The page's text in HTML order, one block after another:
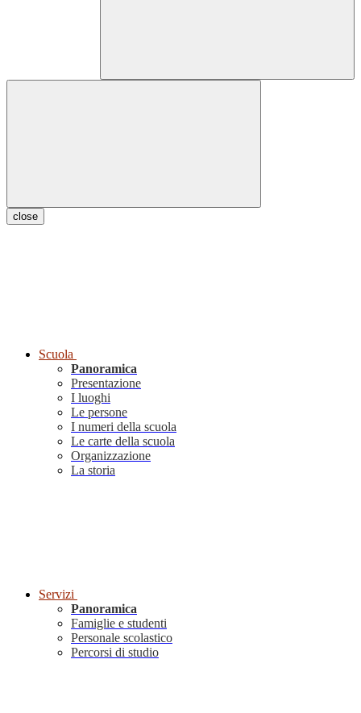
close
Scuola
Panoramica
Presentazione
I luoghi
Le persone
I numeri della scuola
Le carte della scuola
Organizzazione
La storia
Servizi
Panoramica
Famiglie e studenti
Personale scolastico
Percorsi di studio